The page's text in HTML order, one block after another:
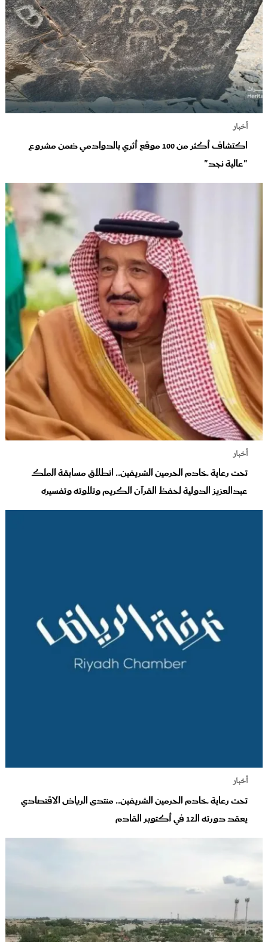
أخبار
اكتشاف أكثر من 100 موقع أثري بالدوادمي ضمن مشروع
"عالية نجد"
أخبار
تحت رعاية خادم الحرمين الشريفين.. انطلاق مسابقة الملك
عبدالعزيز الدولية لحفظ القرآن الكريم وتلاوته وتفسيره
أخبار
تحت رعاية خادم الحرمين الشريفين.. منتدى الرياض الاقتصادي
يعقد دورته الـ12 في أكتوبر القادم